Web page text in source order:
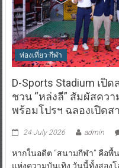
ท่องเที่ยว-กีฬา
D-Sports Stadium เปิ
ชวน “หล่งลี” สัมผัสคว
พร้อมโปรฯ ฉลองเปิดส
24 July 2026 admin
หากในอดีต “สนามกีฬา” คือ
แห่งความบันเทิง วันนี้ทั้งสอง